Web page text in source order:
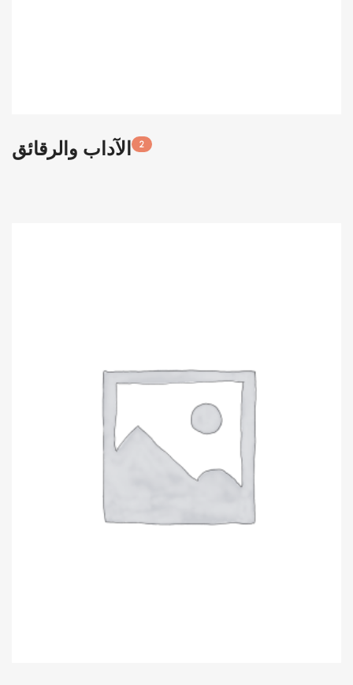
الآداب والرقائق 2